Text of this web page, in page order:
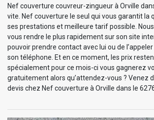
Nef couverture couvreur-zingueur à Orville
vite. Nef couverture le seul qui vous garantit la
ses prestations et meilleure tarif possible.
vous rendre le plus rapidement sur son site
pouvoir prendre contact avec lui ou de
son téléphone. Et en ce moment, les prix
spécialement pour ce mois-ci vous gagnerez
gratuitement alors qu’attendez-vous ? Venez
devis chez Nef couverture à Orville dans le